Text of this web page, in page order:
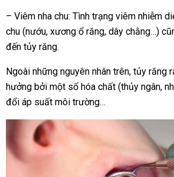
– Viêm nha chu: Tình trạng viêm nhiễm
chu (nướu, xương ổ răng, dây chằng…)
đến tủy răng.
Ngoài những nguyên nhân trên, tủy răng
hưởng bởi một số hóa chất (thủy ngân,
đổi áp suất môi trường…